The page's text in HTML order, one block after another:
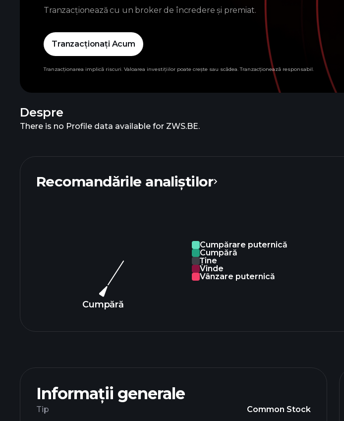
Recomandările analiștilor
Cumpără
Cumpărare puternică
Cumpără
Ține
Vinde
Vânzare puternică
Despre
There is no Profile data available for ZWS.BE.
Informații generale
Tip
Common Stock
Tranzacționează cu un broker de încredere și premiat.
Tranzacționați Acum
Tranzacționarea implică riscuri. Valoarea investițiilor poate crește sau scădea. Tranzacționează responsabil.